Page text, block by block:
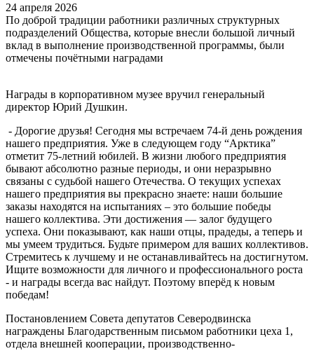
24 апреля 2026
По доброй традиции работники различных структурных
подразделений Общества, которые внесли большой личный
вклад в выполнение производственной программы, были
отмечены почётными наградами
Награды в корпоративном музее вручил генеральный
директор Юрий Душкин.
- Дорогие друзья! Сегодня мы встречаем 74-й день рождения
нашего предприятия. Уже в следующем году “Арктика”
отметит 75-летний юбилей. В жизни любого предприятия
бывают абсолютно разные периоды, и они неразрывно
связаны с судьбой нашего Отечества. О текущих успехах
нашего предприятия вы прекрасно знаете: наши большие
заказы находятся на испытаниях – это большие победы
нашего коллектива. Эти достижения — залог будущего
успеха. Они показывают, как наши отцы, прадеды, а теперь и
мы умеем трудиться. Будьте примером для ваших коллективов.
Стремитесь к лучшему и не останавливайтесь на достигнутом.
Ищите возможности для личного и профессионального роста
- и награды всегда вас найдут. Поэтому вперёд к новым
победам!
Постановлением Совета депутатов Северодвинска
награждены Благодарственным письмом работники цеха 1,
отдела внешней кооперации, производственно-